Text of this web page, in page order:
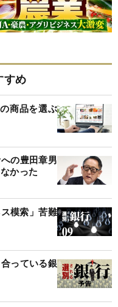
すめ
商品を選ぶ
の豊田章男
かった
模索」苦難
っている銀